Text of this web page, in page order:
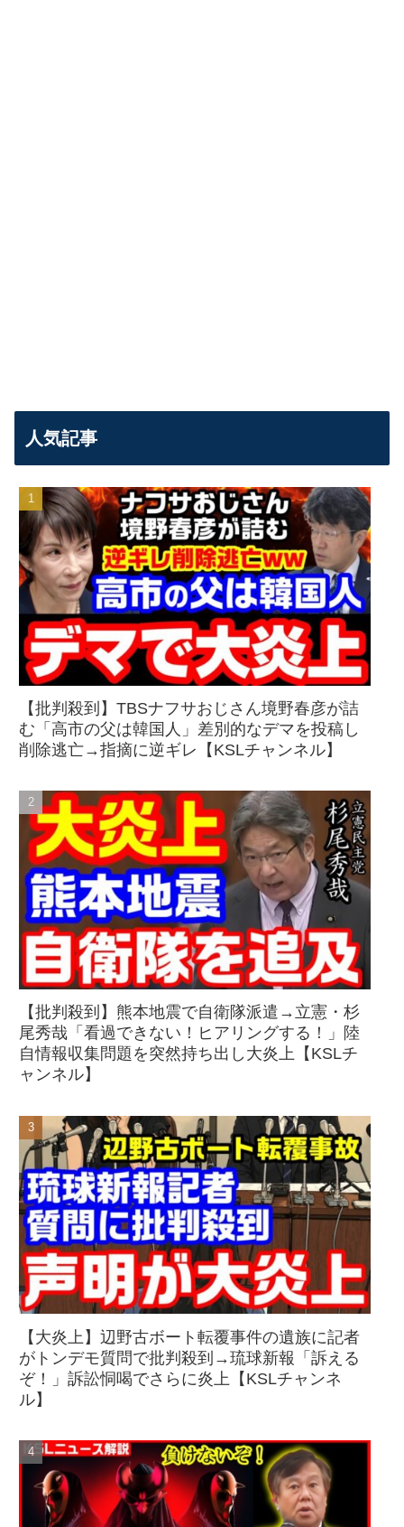
人気記事
【批判殺到】TBSナフサおじさん境野春彦が詰
む「高市の父は韓国人」差別的なデマを投稿し
削除逃亡→指摘に逆ギレ【KSLチャンネル】
【批判殺到】熊本地震で自衛隊派遣→立憲・杉
尾秀哉「看過できない！ヒアリングする！」陸
自情報収集問題を突然持ち出し大炎上【KSLチ
ャンネル】
【大炎上】辺野古ボート転覆事件の遺族に記者
がトンデモ質問で批判殺到→琉球新報「訴える
ぞ！」訴訟恫喝でさらに炎上【KSLチャンネ
ル】